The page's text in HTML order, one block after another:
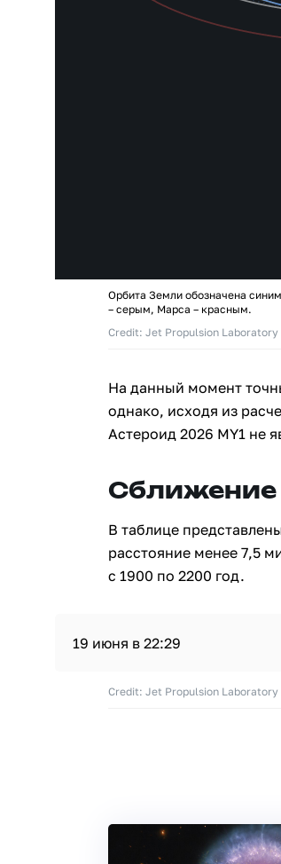
Орбита Земли обозначена
– серым, Марса – красным.
Credit: Jet Propulsion Laboratory
На данный момент
однако, исходя из
Астероид 2026 MY1 не
Сближение
В таблице
расстояние менее 7,5
с 1900 по 2200 год.
19 июня в 22:29
Credit: Jet Propulsion Laboratory